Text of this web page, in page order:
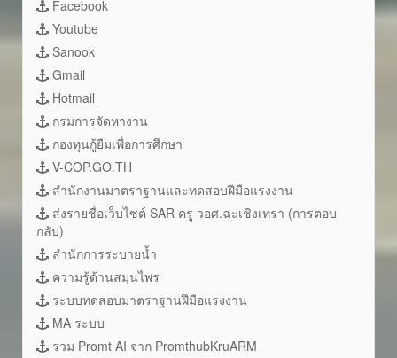
Facebook
Youtube
Sanook
Gmail
Hotmail
กรมการจัดหางาน
กองทุนกู้ยืมเพื่อการศึกษา
V-COP.GO.TH
สำนักงานมาตราฐานและทดสอบฝีมือแรงงาน
ส่งรายชื่อเว็บไซต์ SAR ครู วอศ.ฉะเชิงเทรา (การตอบ
กลับ)
สำนักการระบายน้ำ
ความรู้ด้านสมุนไพร
ระบบทดสอบมาตราฐานฝึมือแรงงาน
MA ระบบ
รวม Promt AI จาก PromthubKruARM